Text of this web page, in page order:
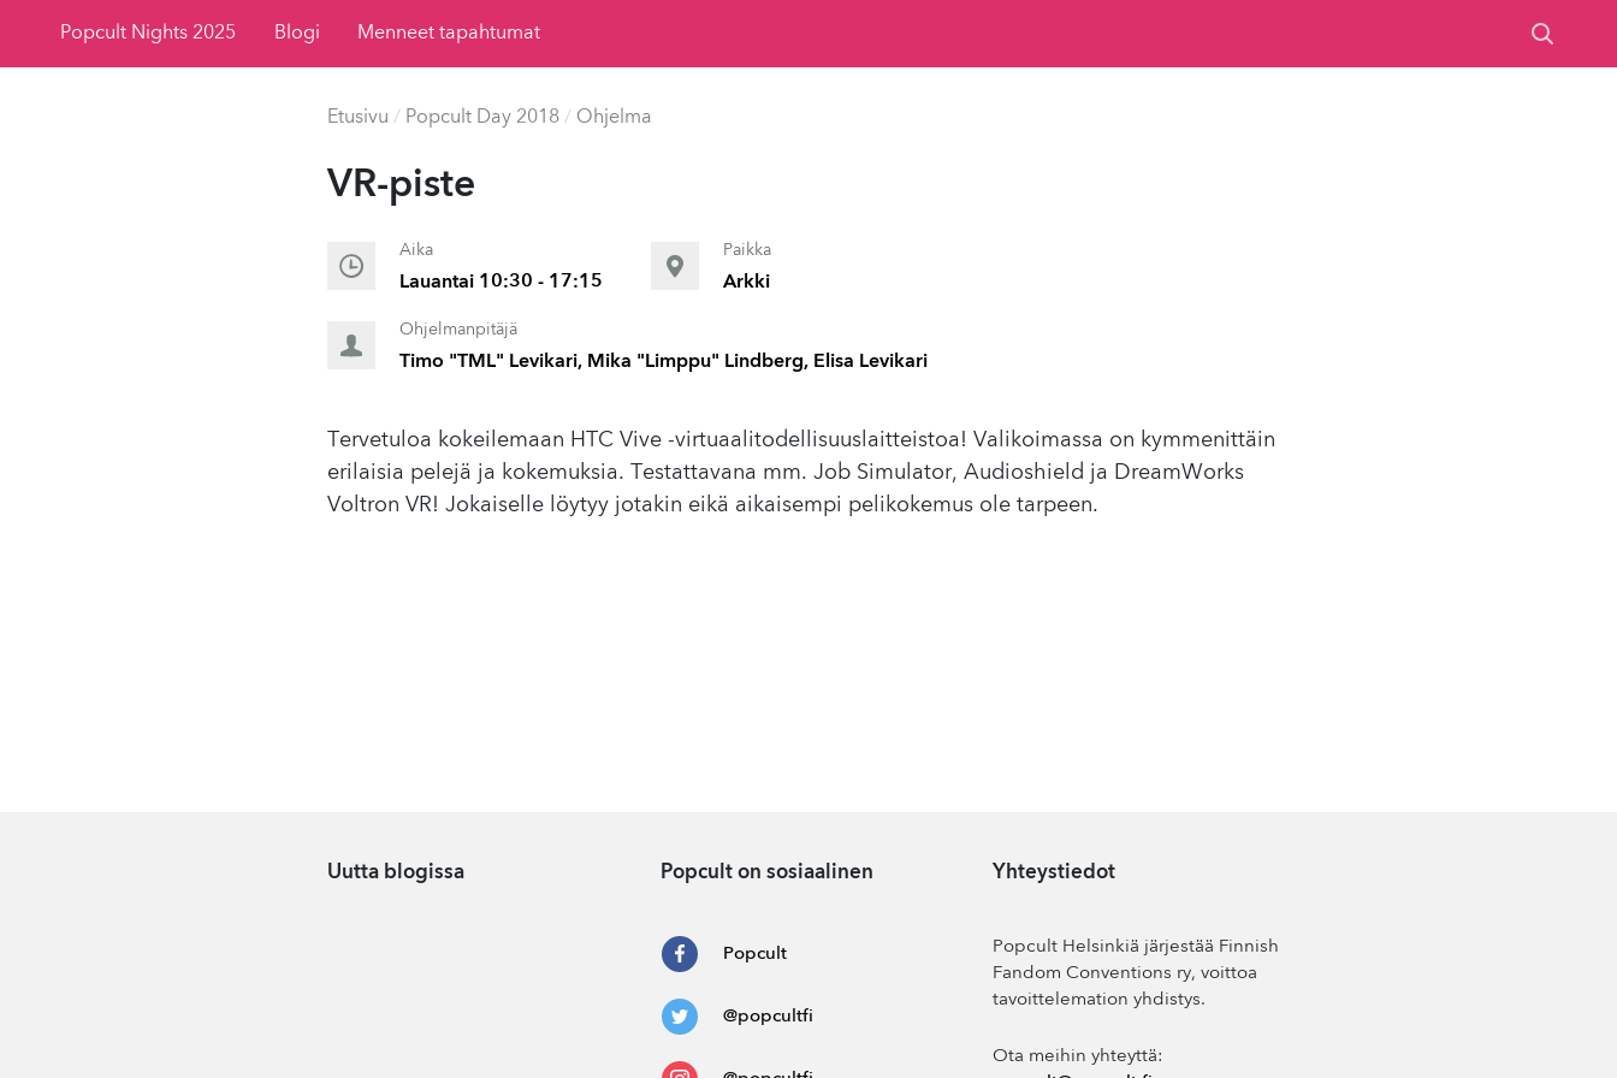
Popcult Nights 2025 Blogi Menneet tapahtumat
Etusivu / Popcult Day 2018 / Ohjelma
VR-piste
Aika
Lauantai 10:30 - 17:15
Paikka
Arkki
Ohjelmanpitäjä
Timo "TML" Levikari, Mika "Limppu" Lindberg, Elisa Levikari
Tervetuloa kokeilemaan HTC Vive -virtuaalitodellisuuslaitteistoa! Valikoimassa on kymmenittäin
erilaisia pelejä ja kokemuksia. Testattavana mm. Job Simulator, Audioshield ja DreamWorks
Voltron VR! Jokaiselle löytyy jotakin eikä aikaisempi pelikokemus ole tarpeen.
Uutta blogissa Popcult on sosiaalinen
Popcult
@popcultfi
Yhteystiedot
Popcult Helsinkiä järjestää Finnish
Fandom Conventions ry, voittoa
tavoittelemation yhdistys.
Ota meihin yhteyttä: